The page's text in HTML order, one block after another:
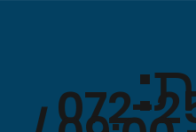
250-